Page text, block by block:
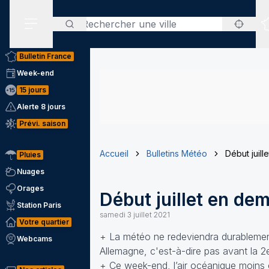
Rechercher
Bulletin France
Week-end
15 jours
Alerte 8 jours
Prévi. saison
Pluies
Nuages
Orages
Station Paris
Votre quartier
Webcams
Accueil Bulletins Météo Début
Début juillet en
samedi 3 juillet 2021
+ La météo ne redeviendra
Allemagne, c'est-à-dire pas avant la
+ Ce week-end, l’air océanique